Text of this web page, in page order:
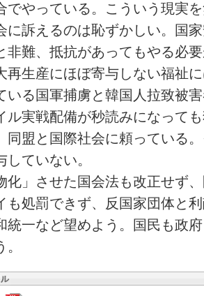
でやっている。こういう現実
に訴えるのは恥ずかしい。国
非難、抵抗があってもやる必
再生産にほぼ寄与しない福祉
いる国軍捕虜と韓国人拉致被
ル実戦配備が秒読みになって
同盟と国際社会に頼っている
ていない。
化」させた国会法も改正せず
も処罰できず、反国家団体と
統一など望めよう。国民も政